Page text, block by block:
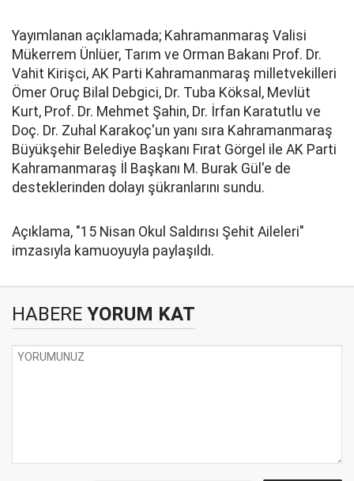
Yayımlanan açıklamada; Kahramanmaraş Valisi
Mükerrem Ünlüer, Tarım ve Orman Bakanı Prof. Dr.
Vahit Kirişci, AK Parti Kahramanmaraş milletvekilleri
Ömer Oruç Bilal Debgici, Dr. Tuba Köksal, Mevlüt
Kurt, Prof. Dr. Mehmet Şahin, Dr. İrfan Karatutlu ve
Doç. Dr. Zuhal Karakoç'un yanı sıra Kahramanmaraş
Büyükşehir Belediye Başkanı Fırat Görgel ile AK Parti
Kahramanmaraş İl Başkanı M. Burak Gül'e de
desteklerinden dolayı şükranlarını sundu.
Açıklama, "15 Nisan Okul Saldırısı Şehit Aileleri"
imzasıyla kamuoyuyla paylaşıldı.
HABERE YORUM KAT